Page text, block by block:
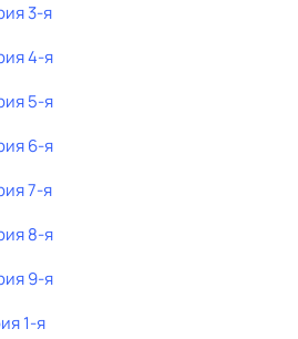
3-я
4-я
5-я
6-я
7-я
8-я
9-я
1-я